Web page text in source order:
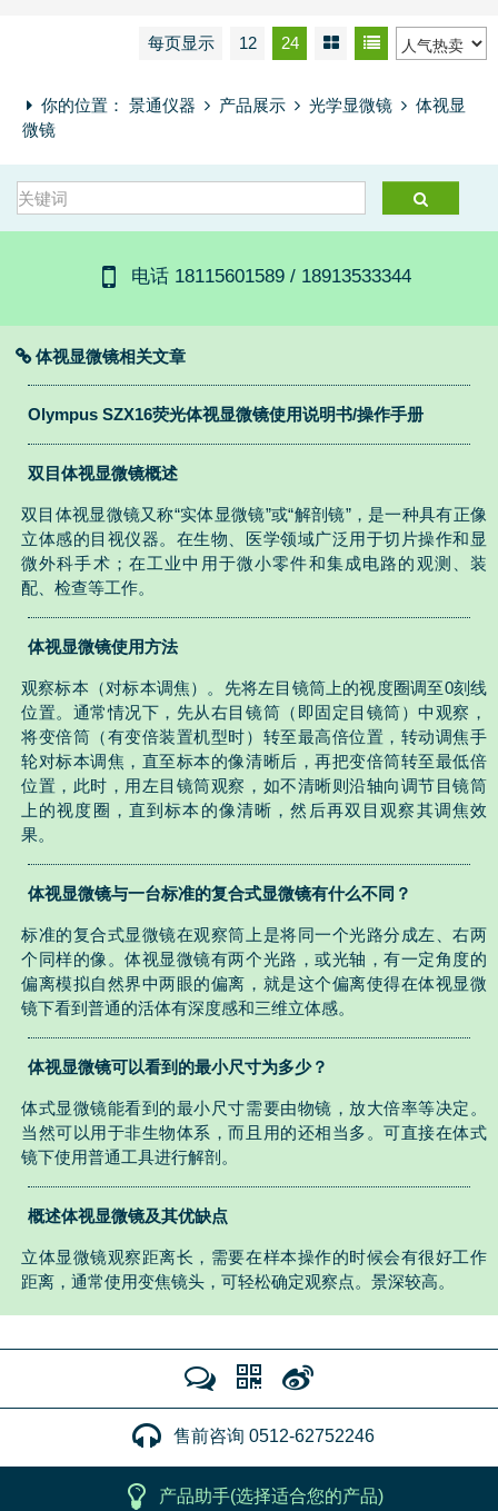
每页显示 12 24
你的位置： 景通仪器 产品展示 光学显微镜
体视显
微镜
电话 18115601589 / 18913533344
体视显微镜相关文章
Olympus SZX16荧光体视显微镜使用说明书/操作手册
双目体视显微镜概述
双目体视显微镜又称“实体显微镜”或“解剖镜”，是一种具有正像
立体感的目视仪器。在生物、医学领域广泛用于切片操作和显
微外科手术；在工业中用于微小零件和集成电路的观测、装
配、检查等工作。
体视显微镜使用方法
观察标本（对标本调焦）。先将左目镜筒上的视度圈调至0刻线
位置。通常情况下，先从右目镜筒（即固定目镜筒）中观察，
将变倍筒（有变倍装置机型时）转至最高倍位置，转动调焦手
轮对标本调焦，直至标本的像清晰后，再把变倍筒转至最低倍
位置，此时，用左目镜筒观察，如不清晰则沿轴向调节目镜筒
上的视度圈，直到标本的像清晰，然后再双目观察其调焦效
果。
体视显微镜与一台标准的复合式显微镜有什么不同？
标准的复合式显微镜在观察筒上是将同一个光路分成左、右两
个同样的像。体视显微镜有两个光路，或光轴，有一定角度的
偏离模拟自然界中两眼的偏离，就是这个偏离使得在体视显微
镜下看到普通的活体有深度感和三维立体感。
体视显微镜可以看到的最小尺寸为多少？
体式显微镜能看到的最小尺寸需要由物镜，放大倍率等决定。
当然可以用于非生物体系，而且用的还相当多。可直接在体式
镜下使用普通工具进行解剖。
概述体视显微镜及其优缺点
立体显微镜观察距离长，需要在样本操作的时候会有很好工作
距离，通常使用变焦镜头，可轻松确定观察点。景深较高。
售前咨询 0512-62752246
产品助手(选择适合您的产品)